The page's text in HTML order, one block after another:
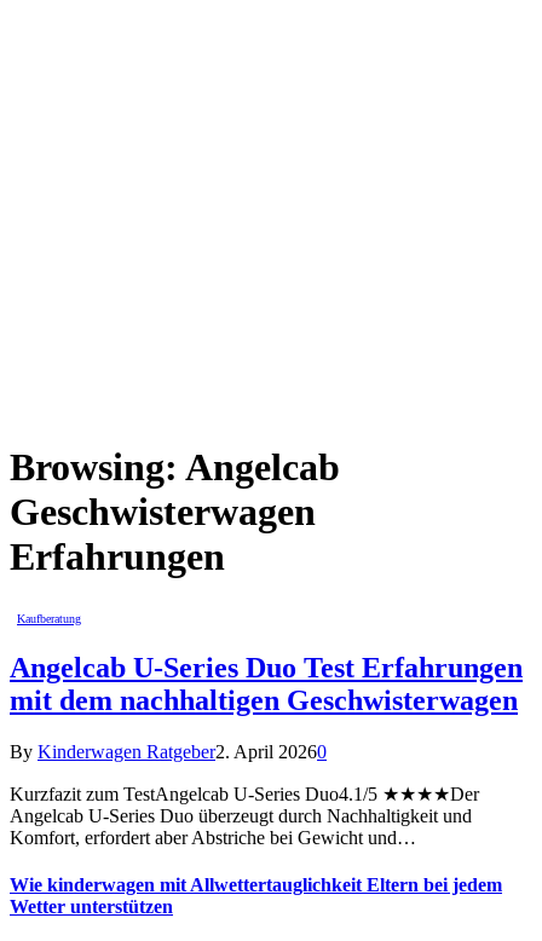
Browsing: Angelcab
Geschwisterwagen
Erfahrungen
Kaufberatung
Angelcab U-Series Duo Test Erfahrungen
mit dem nachhaltigen Geschwisterwagen
By Kinderwagen Ratgeber2. April 20260
Kurzfazit zum TestAngelcab U-Series Duo4.1/5 ★★★★Der
Angelcab U-Series Duo überzeugt durch Nachhaltigkeit und
Komfort, erfordert aber Abstriche bei Gewicht und…
Wie kinderwagen mit Allwettertauglichkeit Eltern bei jedem
Wetter unterstützen